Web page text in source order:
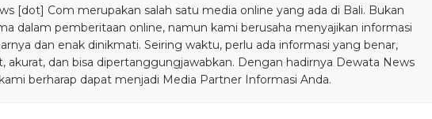
[dot] Com merupakan salah satu media online yang ada di Bali. Bukan
dalam pemberitaan online, namun kami berusaha menyajikan informasi
dan enak dinikmati. Seiring waktu, perlu ada informasi yang benar,
akurat, dan bisa dipertanggungjawabkan. Dengan hadirnya Dewata News
berharap dapat menjadi Media Partner Informasi Anda.